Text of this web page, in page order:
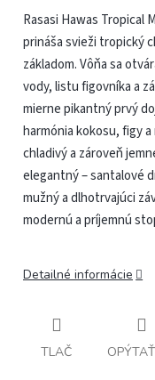
Rasasi Hawas Tropical
prináša svieži tropický
základom. Vôňa sa
vody, listu figovníka a
mierne pikantný prvý
harmónia kokosu, figy
chladivý a zároveň
elegantný – santalové
mužný a dlhotrvajúci
modernú a príjemnú
Detailné informácie
TLAČ